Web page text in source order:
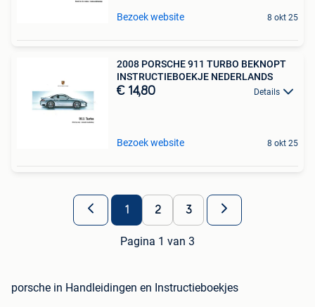
Bezoek website 8 okt 25
2008 PORSCHE 911 TURBO BEKNOPT
INSTRUCTIEBOEKJE NEDERLANDS
€ 14,80 Details
Bezoek website 8 okt 25
1 2 3
Pagina 1 van 3
porsche in Handleidingen en Instructieboekjes